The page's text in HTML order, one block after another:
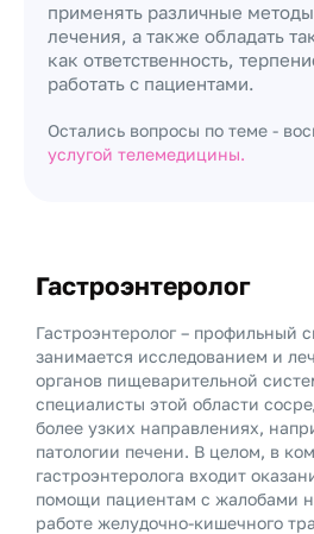
применять различные
лечения, а также обладать
как ответственность,
работать с пациентами.
Остались вопросы по теме -
услугой телемедицины.
Гастроэнтеролог
Гастроэнтеролог – профильный
занимается исследованием и
органов пищеварительной
специалисты этой области
более узких направлениях,
патологии печени. В целом, в
гастроэнтеролога входит
помощи пациентам с жалобами
работе желудочно-кишечного